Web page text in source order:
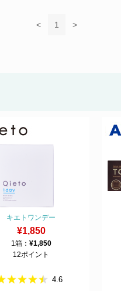
< 1 >
キエトワンデー
¥1,850
1箱： ¥1,850
12ポイント
4.6